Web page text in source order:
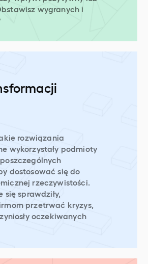
wygranych i
rozwiązania
wykorzystały podmioty
dostosować się do
rzeczywistości.
się sprawdziły,
przetrwać kryzys,
oczekiwanych